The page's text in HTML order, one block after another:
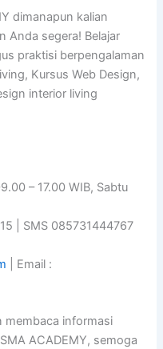
dimanapun kalian
Anda segera! Belajar
praktisi berpengalaman
Kursus Web Design,
interior living
– 17.00 WIB, Sabtu
| SMS 085731444767
| Email :
membaca informasi
ACADEMY, semoga